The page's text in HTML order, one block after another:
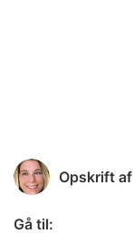
Opskrift af
Gå til: